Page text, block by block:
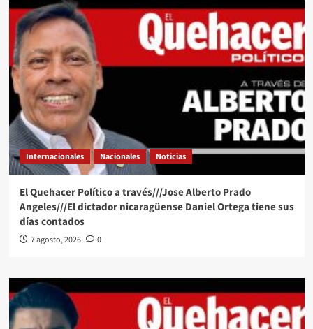
Internacionales Nacionales Noticias
El Quehacer Político a través///Jose Alberto Prado
Angeles///El dictador nicaragüense Daniel Ortega tiene sus
días contados
7 agosto, 2026 0